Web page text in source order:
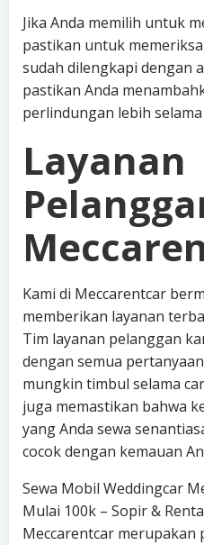
Jika Anda memilih untuk
pastikan untuk
sudah dilengkapi dengan
pastikan Anda
perlindungan lebih
Layanan
Kami di Meccarentcar
memberikan layanan
Tim layanan pelanggan
dengan semua
mungkin timbul selama
juga memastikan bahwa
yang Anda sewa
cocok dengan kemauan
Sewa Mobil Weddingcar
Mulai 100k – Sopir &
Meccarentcar merupakan